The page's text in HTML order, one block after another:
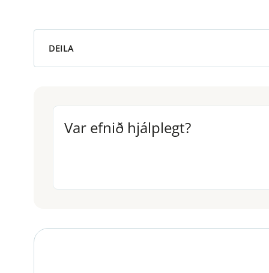
DEILA
Var efnið hjálplegt?
Var efnið hjálplegt?